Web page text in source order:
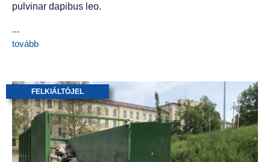
pulvinar dapibus leo.
...
tovább
FELKIÁLTÓJEL